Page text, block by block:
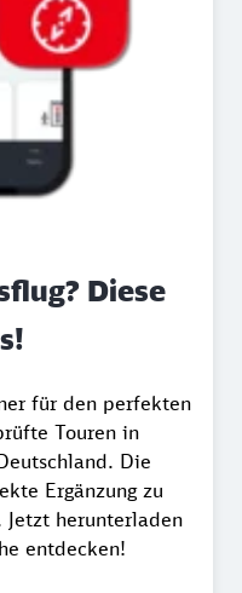
Diese
für den perfekten
Touren in
Die
Ergänzung zu
herunterladen
entdecken!